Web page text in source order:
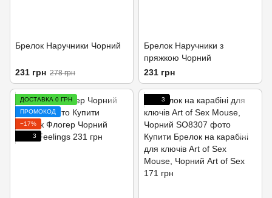
Брелок Наручники Чорний
231 грн 278 грн
Брелок Наручники з
пряжкою Чорний
231 грн
ДОСТАВКА 0 ГРН
ПРОМОКОД
−17%
3
3